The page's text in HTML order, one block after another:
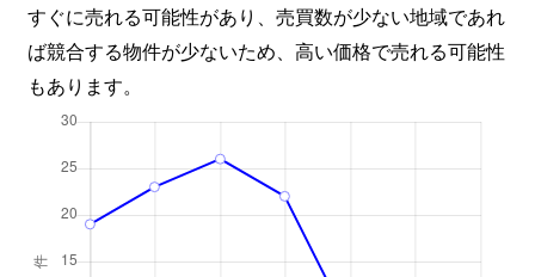
すぐに売れる可能性があり、売買数が少ない地域であれ
ば競合する物件が少ないため、高い価格で売れる可能性
もあります。